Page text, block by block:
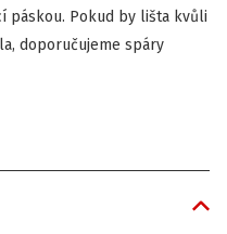
páskou. Pokud by lišta kvůli
doporučujeme spáry